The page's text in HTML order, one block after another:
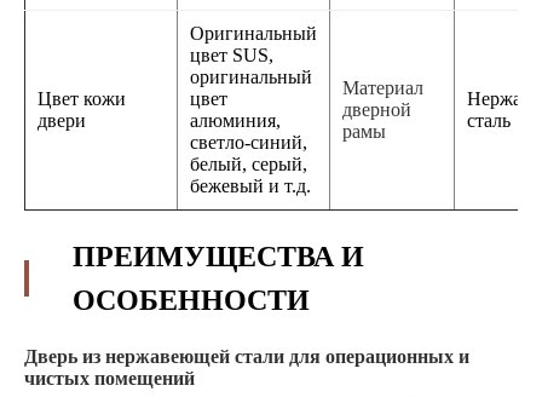
Цвет кожи
двери
Оригинальный
цвет SUS,
оригинальный
цвет
алюминия,
светло-синий,
белый, серый,
бежевый и т.д.
Материал
дверной
рамы
сталь
ПРЕИМУЩЕСТВА И
ОСОБЕННОСТИ
Дверь из нержавеющей стали для операционных и
чистых помещений